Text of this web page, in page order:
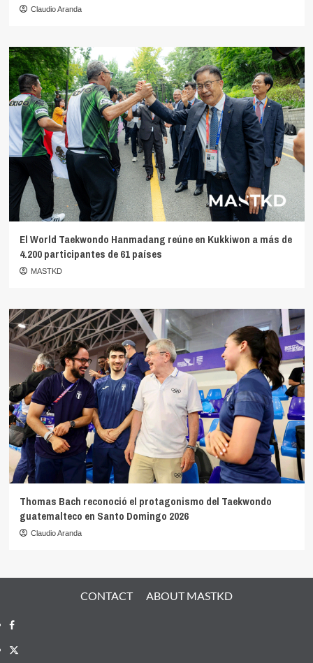
Claudio Aranda
El World Taekwondo Hanmadang reúne en Kukkiwon a más de
4.200 participantes de 61 países
MASTKD
Thomas Bach reconoció el protagonismo del Taekwondo
guatemalteco en Santo Domingo 2026
Claudio Aranda
CONTACT ABOUT MASTKD
Facebook
X